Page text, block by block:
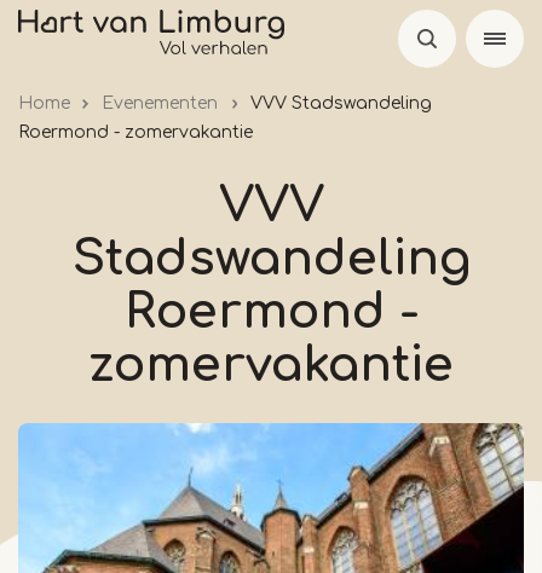
Overslaan
Home Evenementen
VVV Stadswandeling
Roermond - zomervakantie
VVV
Stadswandeling
Roermond -
zomervakantie